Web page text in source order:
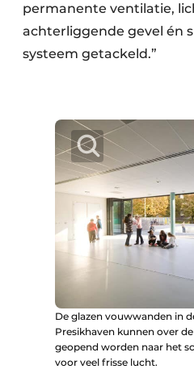
permanente ventilatie,
achterliggende gevel én
systeem getackeld.”
De glazen vouwwanden in
Presikhaven kunnen over
geopend worden naar het
voor veel frisse lucht.